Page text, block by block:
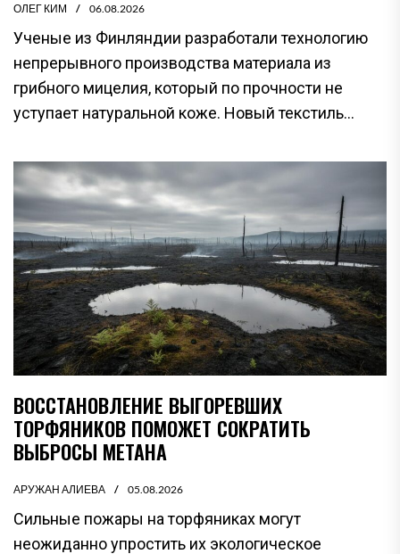
ОЛЕГ КИМ 06.08.2026
Ученые из Финляндии разработали технологию
непрерывного производства материала из
грибного мицелия, который по прочности не
уступает натуральной коже. Новый текстиль...
ВОССТАНОВЛЕНИЕ ВЫГОРЕВШИХ
ТОРФЯНИКОВ ПОМОЖЕТ СОКРАТИТЬ
ВЫБРОСЫ МЕТАНА
АРУЖАН АЛИЕВА 05.08.2026
Сильные пожары на торфяниках могут
неожиданно упростить их экологическое